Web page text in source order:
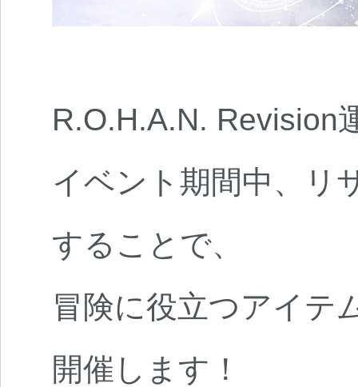
R.O.H.A.N. Revision
イベント期間中、リ
することで、
冒険に役立つアイテ
開催します！